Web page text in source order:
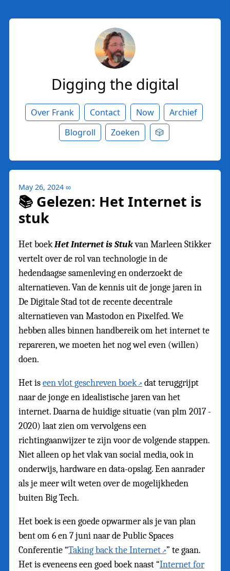
Digging the digital
Over Frank Contact Now
Archief
Blogroll
Zoeken 🎲
May 26, 2024 ∞
📚 Gelezen: Het Internet is
stuk
Het boekHet Internet is Stukvan Marleen Stikker
vertelt over de rol van technologie in de
hedendaagse samenleving en onderzoekt de
alternatieven. Van de kennis uit de jonge jaren in
De Digitale Stad tot de recente decentrale
alternatieven van Mastodon en Pixelfed. We
hebben alles binnen handbereik om het internet te
repareren, we moeten het nog wel even (willen)
doen.
Het iseen vlot geschreven boek
dat teruggrijpt
naar de jonge en idealistische jaren van het
internet. Daarna de huidige situatie (van plm 2017 -
2020) laat zien om vervolgens een
richtingaanwijzer te zijn voor de volgende stappen.
Niet alleen op het vlak van social media, ook in
onderwijs, hardware en data-opslag. Een aanrader
als je meer wilt weten over de mogelijkheden
buiten Big Tech.
Het boek is een goede opwarmer als je van plan
bent om 6 en 7 juni naar de Public Spaces
Conferentie “Taking back the Internet ” te gaan.
Het is eveneens een goed boek naast “Internet for